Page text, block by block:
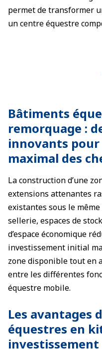
permet de transformer
un centre équestre
Bâtiments
remorquage :
innovants
maximal des
La construction d’une
extensions attenantes
existantes sous le
sellerie, espaces de
d’espace économique
investissement initial
zone disponible tout en
entre les différentes
équestre mobile.
Les avantages
équestres en